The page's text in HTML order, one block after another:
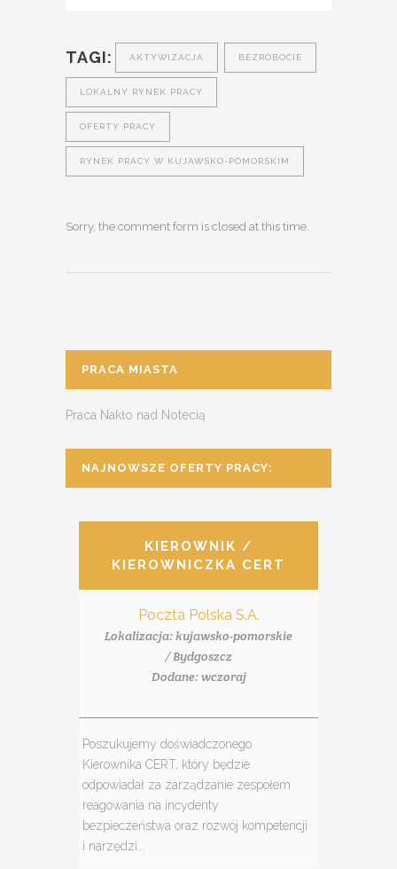
TAGI: AKTYWIZACJA BEZROBOCIE
LOKALNY RYNEK PRACY
OFERTY PRACY
RYNEK PRACY W KUJAWSKO-POMORSKIM
Sorry, the comment form is closed at this time.
PRACA MIASTA
Praca Nakło nad Notecią
NAJNOWSZE OFERTY PRACY:
KIEROWNIK /
KIEROWNICZKA CERT
Poczta Polska S.A.
Lokalizacja: kujawsko-pomorskie
/ Bydgoszcz
Dodane: wczoraj
Poszukujemy doświadczonego
Kierownika CERT, który będzie
odpowiadał za zarządzanie zespołem
reagowania na incydenty
bezpieczeństwa oraz rozwój kompetencji
i narzędzi...